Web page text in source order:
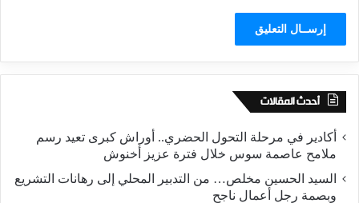
أحدث المقالات
أكادير في مرحلة التحول الحضري.. أوراش كبرى تعيد رسم
ملامح عاصمة سوس خلال فترة عزيز أخنوش
السيد الحسين مخلص… من التدبير المحلي إلى رهانات التشريع
وبصمة رجل أعمال ناجح